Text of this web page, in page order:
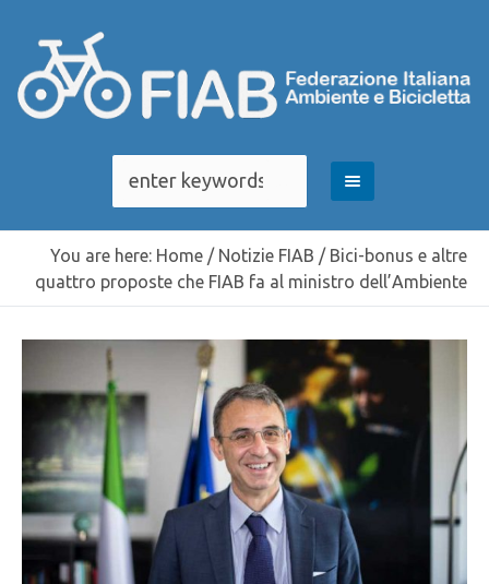
You are here: Home / Notizie FIAB / Bici-bonus e altre
quattro proposte che FIAB fa al ministro dell’Ambiente